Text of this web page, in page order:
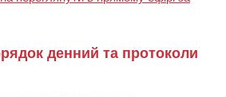
денний та протоколи